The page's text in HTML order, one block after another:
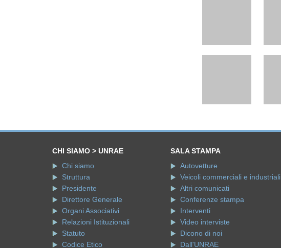
CHI SIAMO > UNRAE
Chi siamo
Struttura
Presidente
Direttore Generale
Organi Associativi
Relazioni Istituzionali
Statuto
Codice Etico
SALA STAMPA
Autovetture
Veicoli commerciali e industriali
Altri comunicati
Conferenze stampa
Interventi
Video interviste
Dicono di noi
Dall'UNRAE